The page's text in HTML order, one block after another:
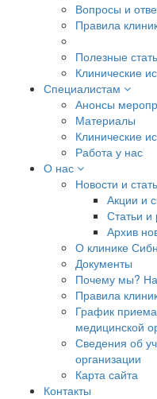
Вопросы и
Правила
Полезные
Клинические
Специалистам
Анонсы
Материалы
Клинические
Работа у нас
О нас
Новости и
Акции и
Статьи и
Архив
О клинике
Документы
Почему мы?
Правила
График
медицинской
Сведения об
организации
Карта сайта
Контакты